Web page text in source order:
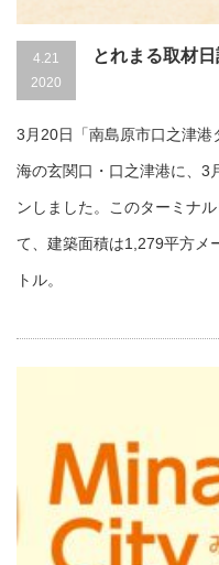
4.21
2020
とれまる取材日
3月20日「南島原市口之津
海の玄関口・口之津港に、3
ンしました。このターミナ
て、建築面積は1,279平方メ
トル。